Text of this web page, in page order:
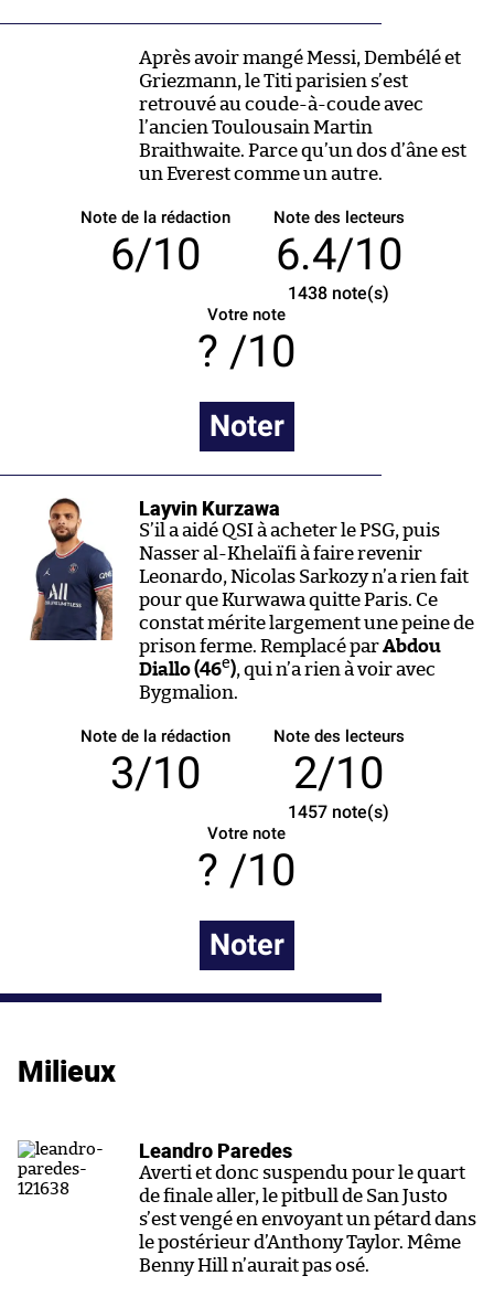
Après avoir mangé Messi, Dembélé et
Griezmann, le Titi parisien s’est
retrouvé au coude-à-coude avec
l’ancien Toulousain Martin
Braithwaite. Parce qu’un dos d’âne est
un Everest comme un autre.
Note de la rédaction
6/10
Note des lecteurs
6.4/10
1438 note(s)
Votre note
/10
Noter
Layvin Kurzawa
S’il a aidé QSI à acheter le PSG, puis
Nasser al-Khelaïfi à faire revenir
Leonardo, Nicolas Sarkozy n’a rien fait
pour que Kurwawa quitte Paris. Ce
constat mérite largement une peine de
prison ferme. Remplacé parAbdou
Diallo (46e), qui n’a rien à voir avec
Bygmalion.
Note de la rédaction
3/10
Note des lecteurs
2/10
1457 note(s)
Votre note
/10
Noter
Milieux
Leandro Paredes
Averti et donc suspendu pour le quart
de finale aller, le pitbull de San Justo
s’est vengé en envoyant un pétard dans
le postérieur d’Anthony Taylor. Même
Benny Hill n’aurait pas osé.